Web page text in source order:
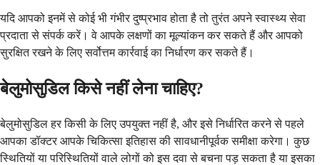
यदि आपको इनमें से कोई भी गंभीर दुष्प्रभाव होता है तो तुरंत अपने स्वास्थ्य सेवा
प्रदाता से संपर्क करें। वे आपके लक्षणों का मूल्यांकन कर सकते हैं और आपको
सुरक्षित रखने के लिए सर्वोत्तम कार्रवाई का निर्धारण कर सकते हैं।
बेलुमोसुडिल किसे नहीं लेना चाहिए?
बेलुमोसुडिल हर किसी के लिए उपयुक्त नहीं है, और इसे निर्धारित करने से पहले
आपका डॉक्टर आपके चिकित्सा इतिहास की सावधानीपूर्वक समीक्षा करेगा। कुछ
स्थितियों या परिस्थितियों वाले लोगों को इस दवा से बचना पड़ सकता है या इसका